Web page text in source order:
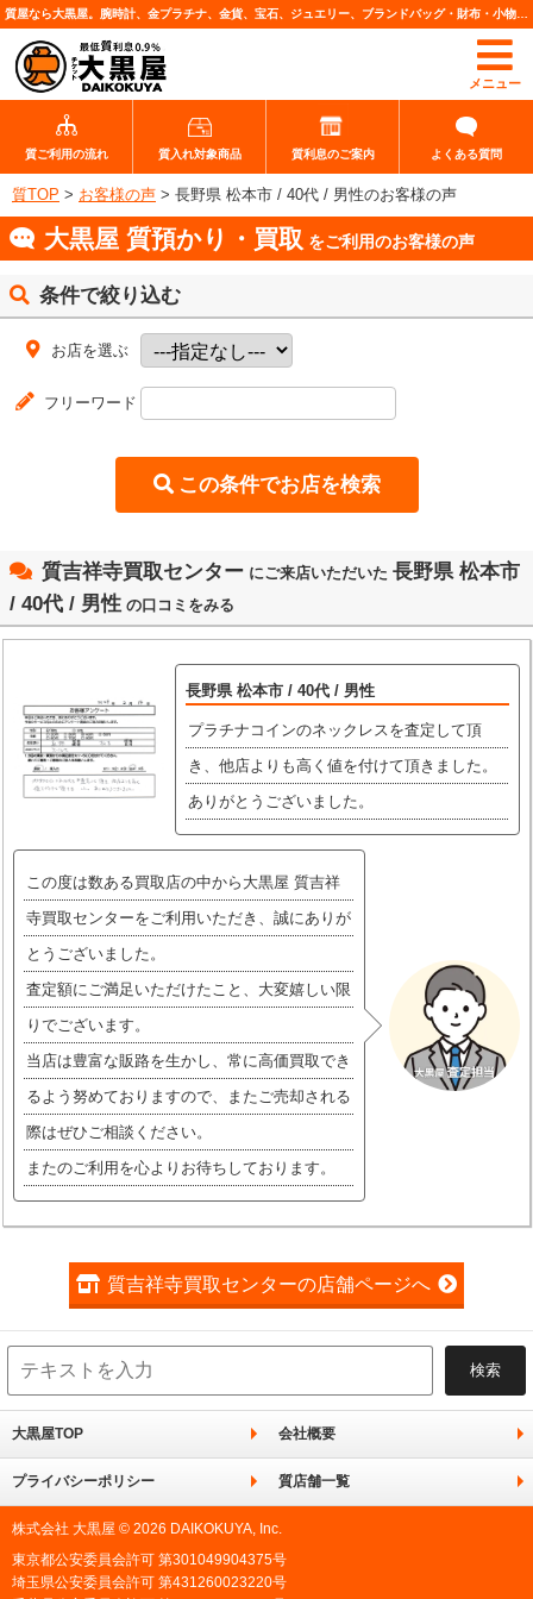
メニュー
質ご利用の流れ 質入れ対象商品 質利息のご案内 よくある質問
質TOP > お客様の声 > 長野県 松本市 / 40代 / 男性のお客様の声
大黒屋 質預かり・買取 をご利用のお客様の声
条件で絞り込む
お店を選ぶ
フリーワード
質吉祥寺買取センター にご来店いただいた 長野県 松本市
/ 40代 / 男性 の口コミをみる
長野県 松本市 / 40代 / 男性
プラチナコインのネックレスを査定して頂
き、他店よりも高く値を付けて頂きました。
ありがとうございました。
この度は数ある買取店の中から大黒屋 質吉祥
寺買取センターをご利用いただき、誠にありが
とうございました。
査定額にご満足いただけたこと、大変嬉しい限
りでございます。
当店は豊富な販路を生かし、常に高価買取でき
るよう努めておりますので、またご売却される
際はぜひご相談ください。
またのご利用を心よりお待ちしております。
質吉祥寺買取センターの店舗ページへ
大黒屋TOP 会社概要
プライバシーポリシー 質店舗一覧
株式会社 大黒屋 © 2026 DAIKOKUYA, Inc.
東京都公安委員会許可 第301049904375号
埼玉県公安委員会許可 第431260023220号